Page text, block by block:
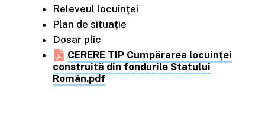
Releveul locuinţei
Plan de situaţie
Dosar plic
CERERE TIP Cumpărarea locuinţei
construită din fondurile Statului
Român.pdf